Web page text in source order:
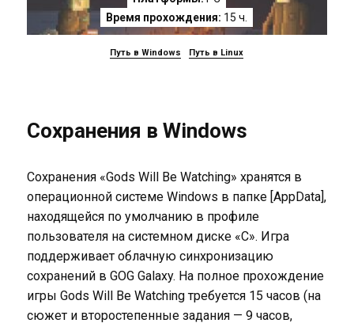
Время прохождения: 15 ч.
Путь в Windows Путь в Linux
Сохранения в Windows
Сохранения «Gods Will Be Watching» хранятся в
операционной системе Windows в папке [AppData],
находящейся по умолчанию в профиле
пользователя на системном диске «C». Игра
поддерживает облачную синхронизацию
сохранений в GOG Galaxy. На полное прохождение
игры Gods Will Be Watching требуется 15 часов (на
сюжет и второстепенные задания — 9 часов,